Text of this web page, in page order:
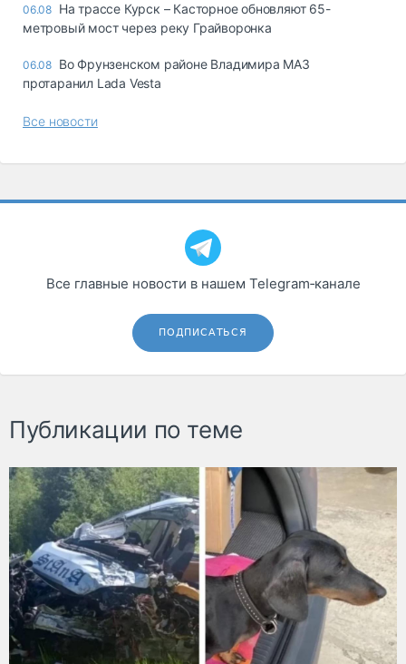
06.08 На трассе Курск – Касторное обновляют 65-
метровый мост через реку Грайворонка
06.08 Во Фрунзенском районе Владимира МАЗ
протаранил Lada Vesta
Все новости
Все главные новости в нашем Telegram‑канале
ПОДПИСАТЬСЯ
Публикации по теме